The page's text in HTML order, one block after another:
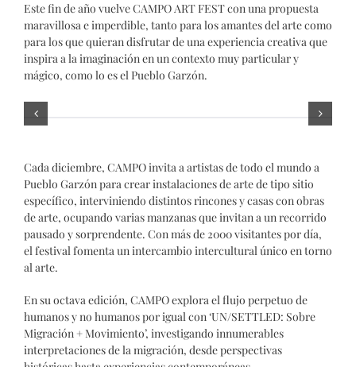
Este fin de año vuelve CAMPO ART FEST con una propuesta
maravillosa e imperdible, tanto para los amantes del arte como
para los que quieran disfrutar de una experiencia creativa que
inspira a la imaginación en un contexto muy particular y
mágico, como lo es el Pueblo Garzón.
Cada diciembre, CAMPO invita a artistas de todo el mundo a
Pueblo Garzón para crear instalaciones de arte de tipo sitio
específico, interviniendo distintos rincones y casas con obras
de arte, ocupando varias manzanas que invitan a un recorrido
pausado y sorprendente. Con más de 2000 visitantes por día,
el festival fomenta un intercambio intercultural único en torno
al arte.
En su octava edición, CAMPO explora el flujo perpetuo de
humanos y no humanos por igual con ‘UN/SETTLED: Sobre
Migración + Movimiento’, investigando innumerables
interpretaciones de la migración, desde perspectivas